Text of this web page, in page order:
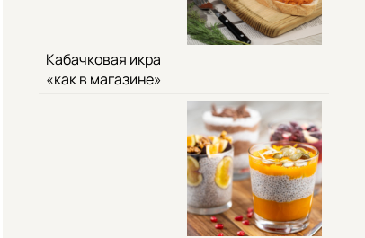
Кабачковая икра
«как в магазине»